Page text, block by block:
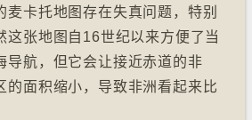
麦卡托地图存在失真问题，特别
这张地图自16世纪以来方便了当
导航，但它会让接近赤道的非
的面积缩小，导致非洲看起来比